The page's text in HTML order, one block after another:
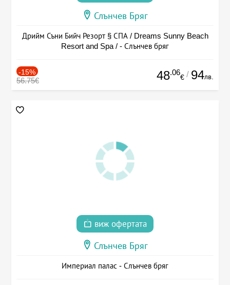
Слънчев Бряг
Дрийм Съни Бийч Резорт § СПА / Dreams Sunny Beach
Resort and Spa / - Слънчев бряг
-15%
56.75€ 48.06
€ / 94лв.
виж офертата
Слънчев Бряг
Империал палас - Слънчев бряг